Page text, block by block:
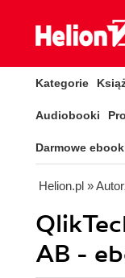
Kategorie
Audiobooki
Darmowe
Helion.pl »
AB -